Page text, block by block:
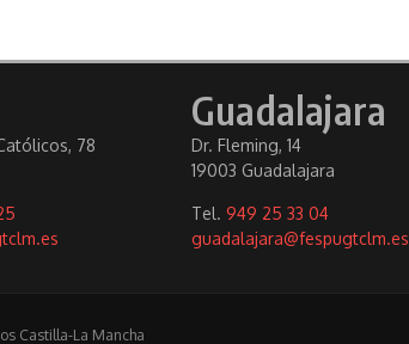
78
Guadalajara
Dr. Fleming, 14
19003 Guadalajara
Tel. 949 25 33 04
guadalajara@fespugtclm.es
Castilla-La Mancha